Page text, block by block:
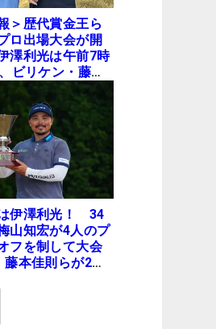
＞歴代賞金王ら
ロ出場大会が開
利光は午前7時
ビリケン・藤本
午前9時30分にテ
【MAIN STAGE
OPEN】
伊澤利光！ 34
山知宏が4人のプ
フを制して大会
本佳則らが2位